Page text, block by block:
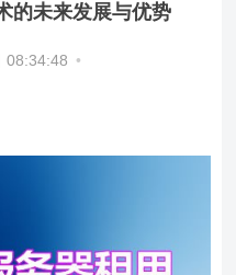
的未来发展与优势
08:34:48 •